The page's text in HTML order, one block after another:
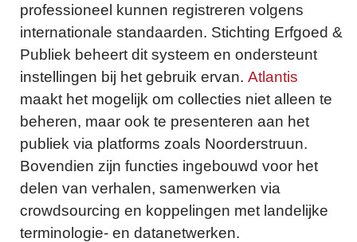
professioneel kunnen registreren volgens
internationale standaarden. Stichting Erfgoed &
Publiek beheert dit systeem en ondersteunt
instellingen bij het gebruik ervan. Atlantis
maakt het mogelijk om collecties niet alleen te
beheren, maar ook te presenteren aan het
publiek via platforms zoals Noorderstruun.
Bovendien zijn functies ingebouwd voor het
delen van verhalen, samenwerken via
crowdsourcing en koppelingen met landelijke
terminologie- en datanetwerken.